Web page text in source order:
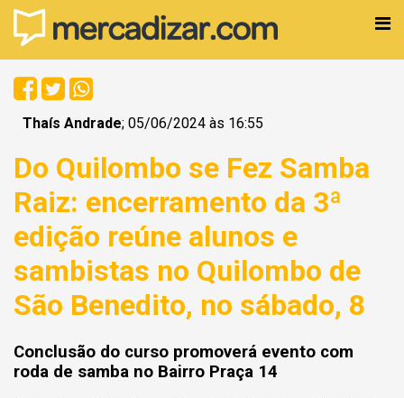
Thaís Andrade; 05/06/2024 às 16:55
Do Quilombo se Fez Samba
Raiz: encerramento da 3ª
edição reúne alunos e
sambistas no Quilombo de
São Benedito, no sábado, 8
Conclusão do curso promoverá evento com
roda de samba no Bairro Praça 14